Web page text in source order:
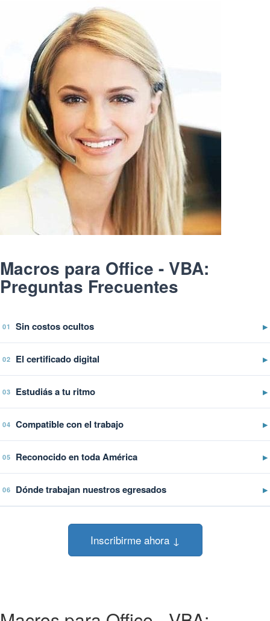
Macros para Office - VBA:
Preguntas Frecuentes
01 Sin costos ocultos ▶
02 El certificado digital ▶
03 Estudiás a tu ritmo ▶
04 Compatible con el trabajo ▶
05 Reconocido en toda América ▶
06 Dónde trabajan nuestros egresados ▶
Inscribirme ahora ↓